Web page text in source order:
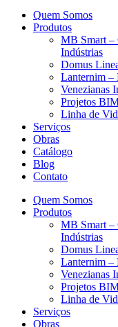
Quem Somos
Produtos
MB Smart –
Indústrias
Domus
Lanternim –
Venezianas
Projetos
Linha de
Serviços
Obras
Catálogo
Blog
Contato
Quem Somos
Produtos
MB Smart –
Indústrias
Domus
Lanternim –
Venezianas
Projetos
Linha de
Serviços
Obras